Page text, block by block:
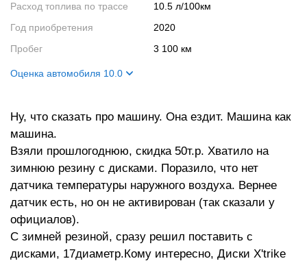
Расход топлива по трассе
10.5 л/100км
Год приобретения
2020
Пробег
3 100 км
Оценка автомобиля 10.0
Салон
10
Двигатель
Ходовые качества
10
Ну, что сказать про машину. Она ездит. Машина как
машина.
Взяли прошлогоднюю, скидка 50т.р. Хватило на
зимнюю резину с дисками. Поразило, что нет
датчика температуры наружного воздуха. Вернее
датчик есть, но он не активирован (так сказали у
официалов).
С зимней резиной, сразу решил поставить с
дисками, 17диаметр.Кому интересно, Диски X'trike